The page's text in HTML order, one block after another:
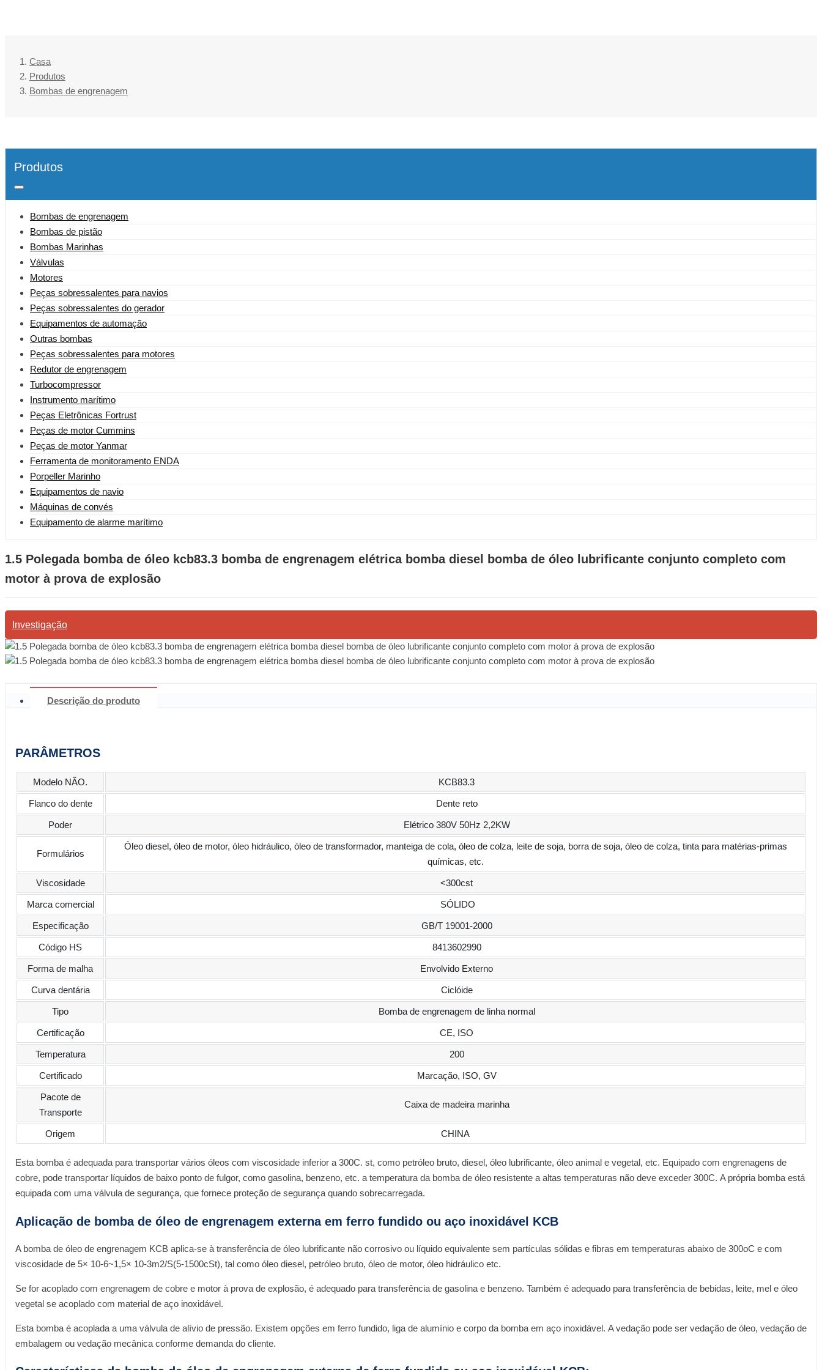
Casa
Produtos
Bombas de engrenagem
Produtos
Bombas de engrenagem
Bombas de pistão
Bombas Marinhas
Válvulas
Motores
Peças sobressalentes para navios
Peças sobressalentes do gerador
Equipamentos de automação
Outras bombas
Peças sobressalentes para motores
Redutor de engrenagem
Turbocompressor
Instrumento marítimo
Peças Eletrônicas Fortrust
Peças de motor Cummins
Peças de motor Yanmar
Ferramenta de monitoramento ENDA
Porpeller Marinho
Equipamentos de navio
Máquinas de convés
Equipamento de alarme marítimo
1.5 Polegada bomba de óleo kcb83.3 bomba de engrenagem elétrica bomba diesel bomba de óleo lubrificante conjunto completo com
motor à prova de explosão
Investigação
Descrição do produto
PARÂMETROS
Modelo NÃO. KCB83.3
Flanco do dente Dente reto
Poder Elétrico 380V 50Hz 2,2KW
Formulários
Óleo diesel, óleo de motor, óleo hidráulico, óleo de transformador, manteiga de cola, óleo de colza, leite de soja, borra de soja, óleo de colza, tinta para matérias-primas
químicas, etc.
Viscosidade <300cst
Marca comercial SÓLIDO
Especificação GB/T 19001-2000
Código HS 8413602990
Forma de malha Envolvido Externo
Curva dentária Ciclóide
Tipo Bomba de engrenagem de linha normal
Certificação CE, ISO
Temperatura 200
Certificado Marcação, ISO, GV
Pacote de
Transporte
Caixa de madeira marinha
Origem CHINA
Esta bomba é adequada para transportar vários óleos com viscosidade inferior a 300C. st, como petróleo bruto, diesel, óleo lubrificante, óleo animal e vegetal, etc. Equipado com engrenagens de
cobre, pode transportar líquidos de baixo ponto de fulgor, como gasolina, benzeno, etc. a temperatura da bomba de óleo resistente a altas temperaturas não deve exceder 300C. A própria bomba está
equipada com uma válvula de segurança, que fornece proteção de segurança quando sobrecarregada.
Aplicação de bomba de óleo de engrenagem externa em ferro fundido ou aço inoxidável KCB
A bomba de óleo de engrenagem KCB aplica-se à transferência de óleo lubrificante não corrosivo ou líquido equivalente sem partículas sólidas e fibras em temperaturas abaixo de 300oC e com
viscosidade de 5× 10-6~1,5× 10-3m2/S(5-1500cSt), tal como óleo diesel, petróleo bruto, óleo de motor, óleo hidráulico etc.
Se for acoplado com engrenagem de cobre e motor à prova de explosão, é adequado para transferência de gasolina e benzeno. Também é adequado para transferência de bebidas, leite, mel e óleo
vegetal se acoplado com material de aço inoxidável.
Esta bomba é acoplada a uma válvula de alívio de pressão. Existem opções em ferro fundido, liga de alumínio e corpo da bomba em aço inoxidável. A vedação pode ser vedação de óleo, vedação de
embalagem ou vedação mecânica conforme demanda do cliente.